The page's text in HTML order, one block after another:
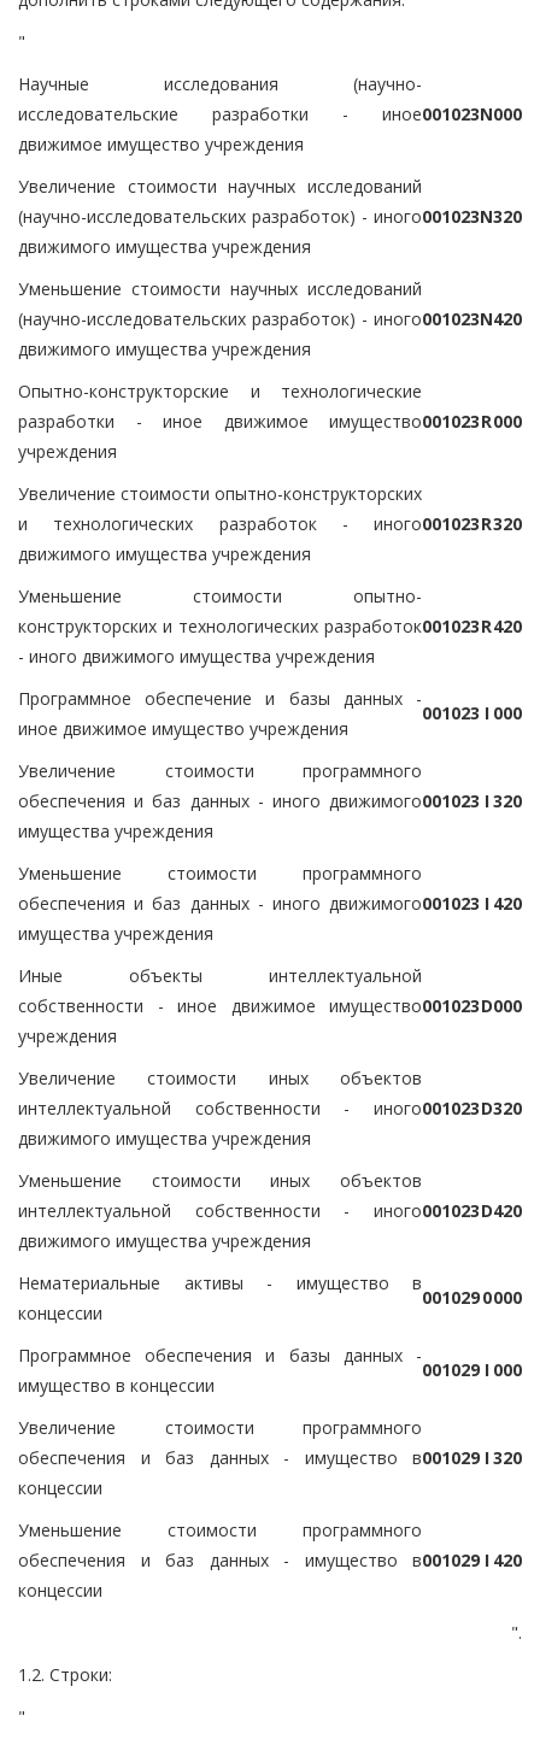
"
Научные исследования (научно-
исследовательские разработки - иное
движимое имущество учреждения
001023N000
Увеличение стоимости научных исследований
(научно-исследовательских разработок) - иного
движимого имущества учреждения
001023N320
Уменьшение стоимости научных исследований
(научно-исследовательских разработок) - иного
движимого имущества учреждения
001023N420
Опытно-конструкторские и технологические
разработки - иное движимое имущество
учреждения
001023R000
Увеличение стоимости опытно-конструкторских
и технологических разработок - иного
движимого имущества учреждения
001023R320
Уменьшение стоимости опытно-
конструкторских и технологических разработок
- иного движимого имущества учреждения
001023R420
Программное обеспечение и базы данных -
иное движимое имущество учреждения
001023 I 000
Увеличение стоимости программного
обеспечения и баз данных - иного движимого
имущества учреждения
001023 I320
Уменьшение стоимости программного
обеспечения и баз данных - иного движимого
имущества учреждения
001023 I 420
Иные объекты интеллектуальной
собственности - иное движимое имущество
учреждения
001023D000
Увеличение стоимости иных объектов
интеллектуальной собственности - иного
движимого имущества учреждения
001023D320
Уменьшение стоимости иных объектов
интеллектуальной собственности - иного
движимого имущества учреждения
001023D420
Нематериальные активы - имущество в
концессии
0010290000
Программное обеспечения и базы данных -
имущество в концессии
001029 I 000
Увеличение стоимости программного
обеспечения и баз данных - имущество в
концессии
001029 I320
Уменьшение стоимости программного
обеспечения и баз данных - имущество в
концессии
001029 I 420
".
1.2. Строки:
"